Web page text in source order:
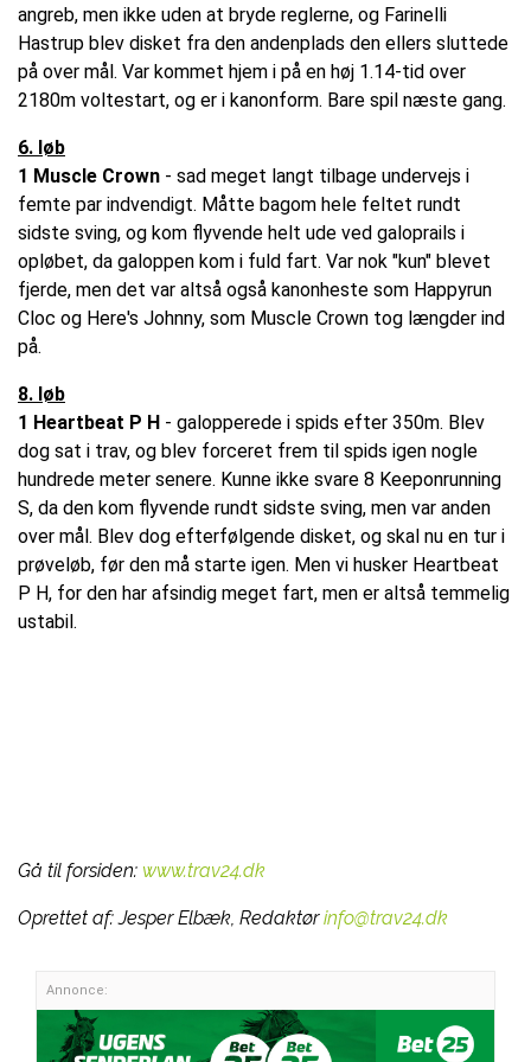
angreb, men ikke uden at bryde reglerne, og Farinelli
Hastrup blev disket fra den andenplads den ellers sluttede
på over mål. Var kommet hjem i på en høj 1.14-tid over
2180m voltestart, og er i kanonform. Bare spil næste gang.
6. løb
1 Muscle Crown - sad meget langt tilbage undervejs i
femte par indvendigt. Måtte bagom hele feltet rundt
sidste sving, og kom flyvende helt ude ved galoprails i
opløbet, da galoppen kom i fuld fart. Var nok "kun" blevet
fjerde, men det var altså også kanonheste som Happyrun
Cloc og Here's Johnny, som Muscle Crown tog længder ind
på.
8. løb
1 Heartbeat P H - galopperede i spids efter 350m. Blev
dog sat i trav, og blev forceret frem til spids igen nogle
hundrede meter senere. Kunne ikke svare 8 Keeponrunning
S, da den kom flyvende rundt sidste sving, men var anden
over mål. Blev dog efterfølgende disket, og skal nu en tur i
prøveløb, før den må starte igen. Men vi husker Heartbeat
P H, for den har afsindig meget fart, men er altså temmelig
ustabil.
Gå til forsiden: www.trav24.dk
Oprettet af:Jesper Elbæk, Redaktør info@trav24.dk
Annonce: